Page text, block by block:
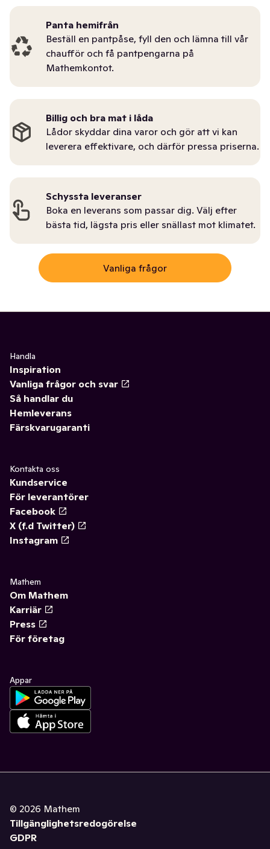
Panta hemifrån
Beställ en pantpåse, fyll den och lämna till vår
chaufför och få pantpengarna på
Mathemkontot.
Billig och bra mat i låda
Lådor skyddar dina varor och gör att vi kan
leverera effektivare, och därför pressa priserna.
Schyssta leveranser
Boka en leverans som passar dig. Välj efter
bästa tid, lägsta pris eller snällast mot klimatet.
Vanliga frågor
Handla
Inspiration
Vanliga frågor och svar
Så handlar du
Hemleverans
Färskvarugaranti
Kontakta oss
Kundservice
För leverantörer
Facebook
X (f.d Twitter)
Instagram
Mathem
Om Mathem
Karriär
Press
För företag
Appar
© 2026 Mathem
Tillgänglighetsredogörelse
GDPR